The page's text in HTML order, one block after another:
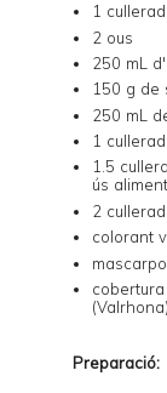
1
2 ous
250 mL
150 g de
250 mL
1
1.5
ús
2
colorant
Preparació: